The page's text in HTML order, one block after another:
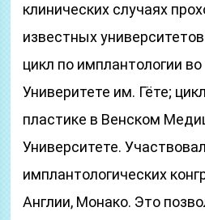
клинических случаях
известных
цикл по имплантологии
Универитете им. Гёте;
пластике в Венском
Университете.
имплантологических
Англии, Монако. Это